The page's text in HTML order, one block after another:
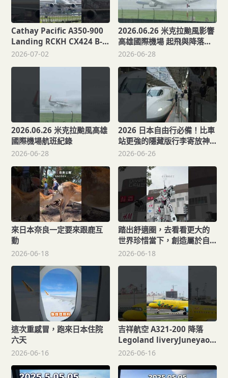
Cathay Pacific A350-900
Landing RCKH CX424 B-
LRS 2026.07.01
2026-07-02
2026.06.26 米克拉颱風影響
高雄國際機場 起飛與降落紀
錄
2026-06-28
2026.06.26 米克拉颱風高雄
國際機場航班紀錄
2026-06-28
2026 日本自由行必備！比車
站更強的隱藏版行李寄放神
隊友【Joe愛到處玩】
2026-06-26
來日本奈良一定要來跟鹿互
動
2026-06-18
踏出舒適圈，去看看更大的
世界珍惜當下，創造屬於自
己的回憶。因為真正陪伴我
經看過的風景遇見的人，以
及一路走來的故事。
2026-06-18
這次重感冒，跑來日本住院
六天
2026-06-16
吉祥航空 A321-200 降落
Legoland liveryJuneyao
Airlines A321-200
9957 2026.06.14
2026-06-16